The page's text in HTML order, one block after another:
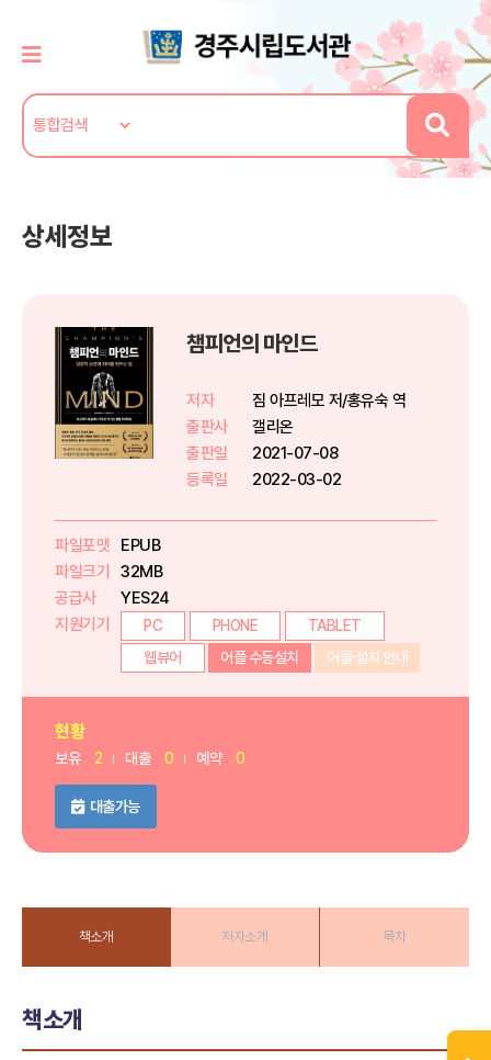
상세정보
챔피언의 마인드
저자
짐 아프레모 저/홍유숙 역
출판사
갤리온
출판일
2021-07-08
등록일
2022-03-02
파일포맷
EPUB
파일크기
32MB
공급사
YES24
지원기기
PC PHONE
TABLET
웹뷰어
어플 수동설치 어플 설치 안내
현황
보유 2 대출 0 예약 0
대출가능
책소개 저자소개 목차
책소개